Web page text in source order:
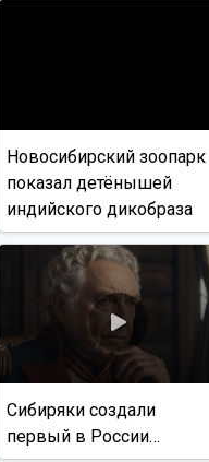
Новосибирский зоопарк
показал детёнышей
индийского дикобраза
Сибиряки создали
первый в России